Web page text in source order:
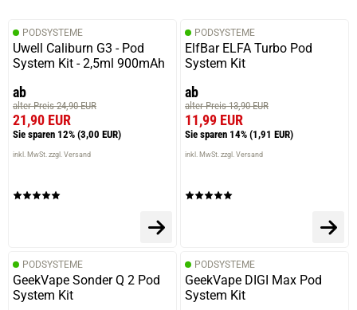
PODSYSTEME
Uwell Caliburn G3 - Pod
System Kit - 2,5ml 900mAh
ab
alter Preis 24,90 EUR
21,90 EUR
Sie sparen 12% (3,00 EUR)
inkl. MwSt. zzgl. Versand
PODSYSTEME
ElfBar ELFA Turbo Pod
System Kit
ab
alter Preis 13,90 EUR
11,99 EUR
Sie sparen 14% (1,91 EUR)
inkl. MwSt. zzgl. Versand
PODSYSTEME
GeekVape Sonder Q 2 Pod
System Kit
PODSYSTEME
GeekVape DIGI Max Pod
System Kit